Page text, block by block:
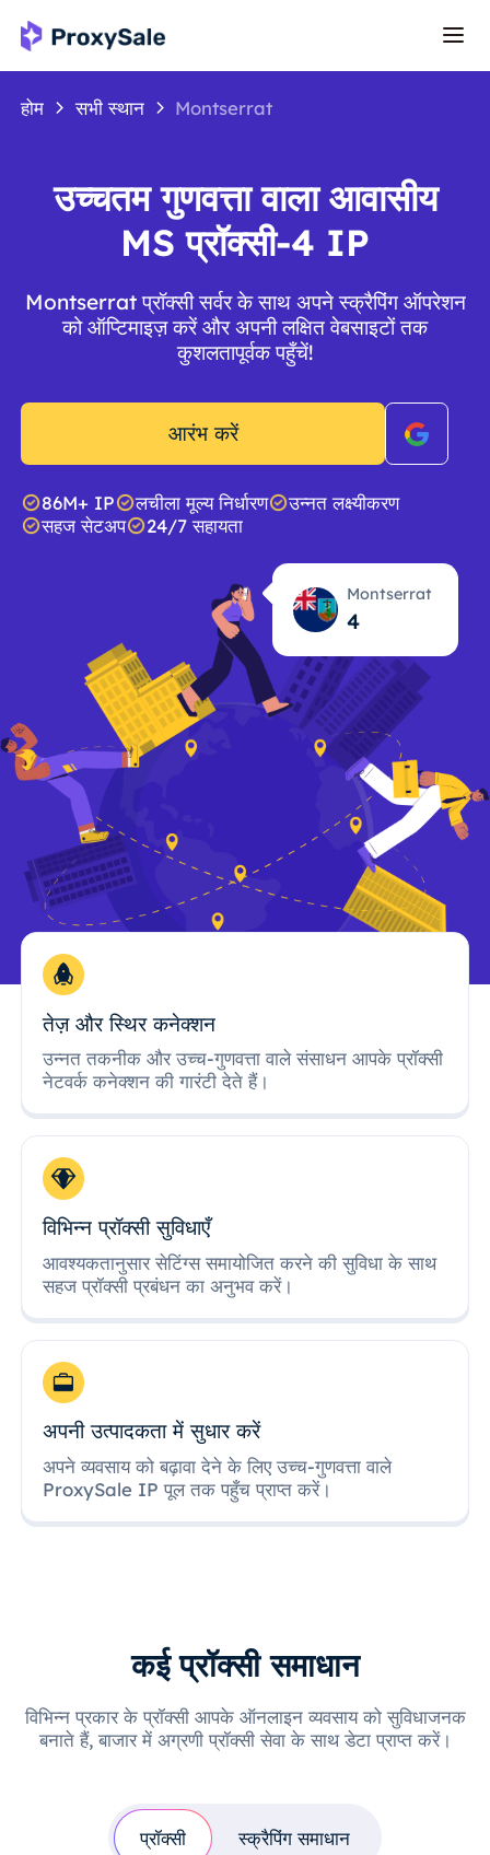
होम सभी स्थान Montserrat
उच्चतम गुणवत्ता वाला आवासीय
MS प्रॉक्सी-4 IP
Montserrat प्रॉक्सी सर्वर के साथ अपने स्क्रैपिंग ऑपरेशन
को ऑप्टिमाइज़ करें और अपनी लक्षित वेबसाइटों तक
कुशलतापूर्वक पहुँचें!
आरंभ करें
86M+ IP लचीला मूल्य निर्धारण
उन्नत लक्ष्यीकरण
सहज सेटअप
24/7 सहायता
Montserrat
4
तेज़ और स्थिर कनेक्शन
उन्नत तकनीक और उच्च-गुणवत्ता वाले संसाधन आपके प्रॉक्सी
नेटवर्क कनेक्शन की गारंटी देते हैं।
विभिन्न प्रॉक्सी सुविधाएँ
आवश्यकतानुसार सेटिंग्स समायोजित करने की सुविधा के साथ
सहज प्रॉक्सी प्रबंधन का अनुभव करें।
अपनी उत्पादकता में सुधार करें
अपने व्यवसाय को बढ़ावा देने के लिए उच्च-गुणवत्ता वाले
ProxySale IP पूल तक पहुँच प्राप्त करें।
कई प्रॉक्सी समाधान
विभिन्न प्रकार के प्रॉक्सी आपके ऑनलाइन व्यवसाय को सुविधाजनक
बनाते हैं, बाजार में अग्रणी प्रॉक्सी सेवा के साथ डेटा प्राप्त करें।
प्रॉक्सी स्क्रैपिंग समाधान